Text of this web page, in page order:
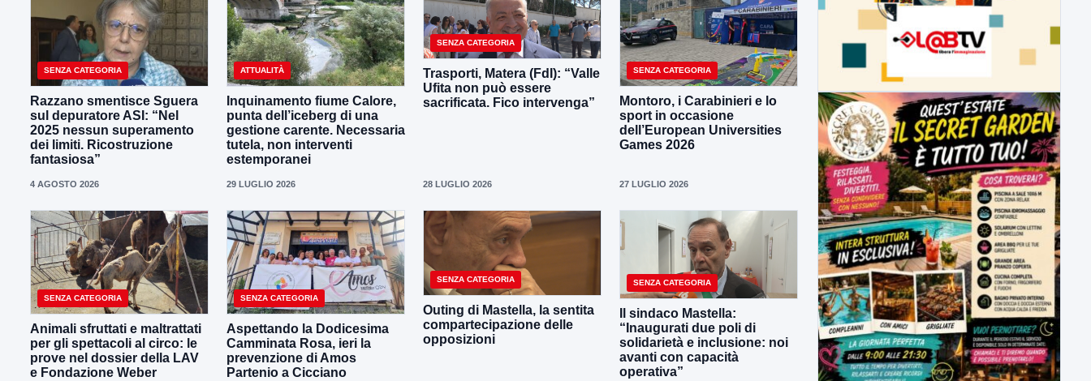
SENZA CATEGORIA
Razzano smentisce Sguera
sul depuratore ASI: “Nel
2025 nessun superamento
dei limiti. Ricostruzione
fantasiosa”
4 AGOSTO 2026
ATTUALITÀ
Inquinamento fiume Calore,
punta dell’iceberg di una
gestione carente. Necessaria
tutela, non interventi
estemporanei
29 LUGLIO 2026
SENZA CATEGORIA
Trasporti, Matera (FdI): “Valle
Ufita non può essere
sacrificata. Fico intervenga”
28 LUGLIO 2026
SENZA CATEGORIA
Montoro, i Carabinieri e lo
sport in occasione
dell’European Universities
Games 2026
27 LUGLIO 2026
SENZA CATEGORIA
Animali sfruttati e maltrattati
per gli spettacoli al circo: le
prove nel dossier della LAV
e Fondazione Weber
SENZA CATEGORIA
Aspettando la Dodicesima
Camminata Rosa, ieri la
prevenzione di Amos
Partenio a Cicciano
SENZA CATEGORIA
Outing di Mastella, la sentita
compartecipazione delle
opposizioni
SENZA CATEGORIA
Il sindaco Mastella:
“Inaugurati due poli di
solidarietà e inclusione: noi
avanti con capacità
operativa”